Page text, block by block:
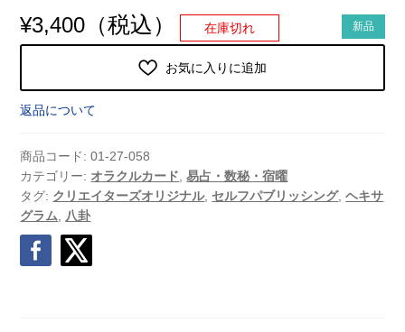
新品
¥3,400 （税込） 在庫切れ
お気に入りに追加
返品について
商品コード:01-27-058
カテゴリー: オラクルカード ,易占・数秘・宿曜
タグ: クリエイターズオリジナル, セルフパブリッシング,ヘキサ
グラム
八卦